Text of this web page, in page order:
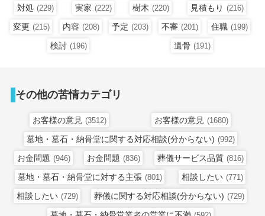
対処 (229) 実家 (222) 樹木 (220) 見積もり (216)
変更 (215) 内容 (208) 予定 (203) 不審 (201) 住職 (199)
検討 (196) 遺骨 (191)
その他の苦情カテゴリ
お客様の意見 (3512) お客様の意見 (1680)
墓地・墓石・納骨堂に関する対応相談(分からない) (992)
お金問題 (946) お金問題 (836) 葬儀サービス品質 (816)
墓地・墓石・納骨堂に対する主張 (801) 相談したい (771)
相談したい (729) 葬儀に関する対応相談(分からない) (729)